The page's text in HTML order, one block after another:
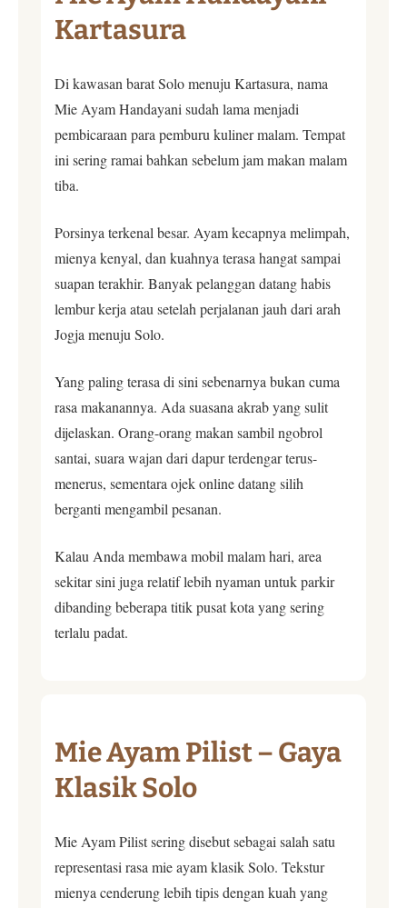
Kartasura
Di kawasan barat Solo menuju Kartasura, nama
Mie Ayam Handayani sudah lama menjadi
pembicaraan para pemburu kuliner malam. Tempat
ini sering ramai bahkan sebelum jam makan malam
tiba.
Porsinya terkenal besar. Ayam kecapnya melimpah,
mienya kenyal, dan kuahnya terasa hangat sampai
suapan terakhir. Banyak pelanggan datang habis
lembur kerja atau setelah perjalanan jauh dari arah
Jogja menuju Solo.
Yang paling terasa di sini sebenarnya bukan cuma
rasa makanannya. Ada suasana akrab yang sulit
dijelaskan. Orang-orang makan sambil ngobrol
santai, suara wajan dari dapur terdengar terus-
menerus, sementara ojek online datang silih
berganti mengambil pesanan.
Kalau Anda membawa mobil malam hari, area
sekitar sini juga relatif lebih nyaman untuk parkir
dibanding beberapa titik pusat kota yang sering
terlalu padat.
Mie Ayam Pilist – Gaya
Klasik Solo
Mie Ayam Pilist sering disebut sebagai salah satu
representasi rasa mie ayam klasik Solo. Tekstur
mienya cenderung lebih tipis dengan kuah yang